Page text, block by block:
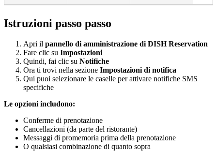
Istruzioni passo passo
Apri il pannello di amministrazione di DISH Reservation
Fare clic su Impostazioni
Quindi, fai clic su Notifiche
Ora ti trovi nella sezione Impostazioni di notifica
Qui puoi selezionare le caselle per attivare notifiche SMS
specifiche
Le opzioni includono:
Conferme di prenotazione
Cancellazioni (da parte del ristorante)
Messaggi di promemoria prima della prenotazione
O qualsiasi combinazione di quanto sopra